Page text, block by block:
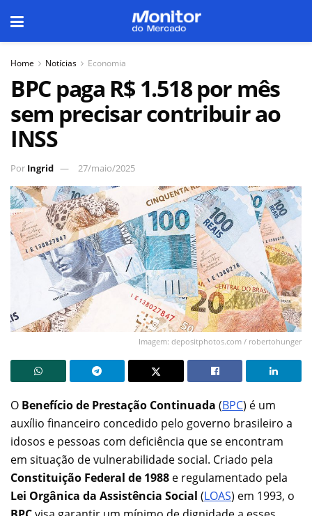
Home Notícias Economia
BPC paga R$ 1.518 por mês
sem precisar contribuir ao
INSS
Por Ingrid 27/maio/2025
Imagem: depositphotos.com / robertohunger
O Benefício de Prestação Continuada (BPC) é um
auxílio financeiro concedido pelo governo brasileiro a
idosos e pessoas com deficiência que se encontram
em situação de vulnerabilidade social. Criado pela
Constituição Federal de 1988 e regulamentado pela
Lei Orgânica da Assistência Social (LOAS) em 1993, o